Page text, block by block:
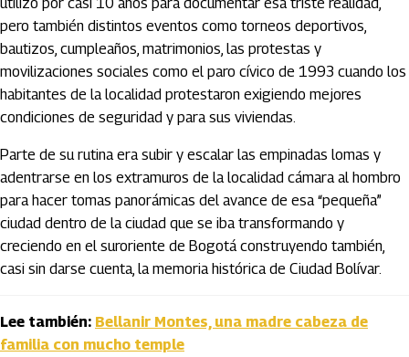
pero también distintos eventos como torneos deportivos,
bautizos, cumpleaños, matrimonios, las protestas y
movilizaciones sociales como el paro cívico de 1993 cuando los
habitantes de la localidad protestaron exigiendo mejores
condiciones de seguridad y para sus viviendas.
Parte de su rutina era subir y escalar las empinadas lomas y
adentrarse en los extramuros de la localidad cámara al hombro
para hacer tomas panorámicas del avance de esa “pequeña”
ciudad dentro de la ciudad que se iba transformando y
creciendo en el suroriente de Bogotá construyendo también,
casi sin darse cuenta, la memoria histórica de Ciudad Bolívar.
Lee también: Bellanir Montes, una madre cabeza de
familia con mucho temple